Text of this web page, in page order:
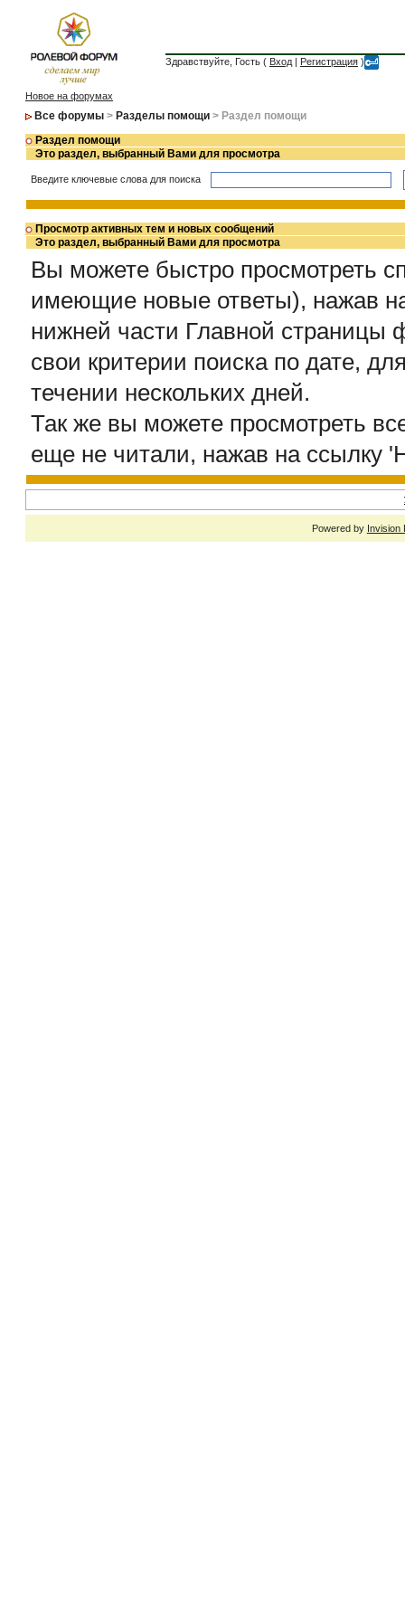
Здравствуйте, Гость ( Вход | Регистрация )
Новое на форумах
Все форумы > Разделы помощи > Раздел помощи
Раздел помощи
Это раздел, выбранный Вами для просмотра
Введите ключевые слова для поиска
Просмотр активных тем и новых сообщений
Это раздел, выбранный Вами для просмотра
Вы можете быстро просмотреть
имеющие новые ответы), нажав
нижней части Главной
свои критерии поиска по дате,
течении нескольких дней.
Так же вы можете просмотреть
еще не читали, нажав на ссылку
Powered by Invision